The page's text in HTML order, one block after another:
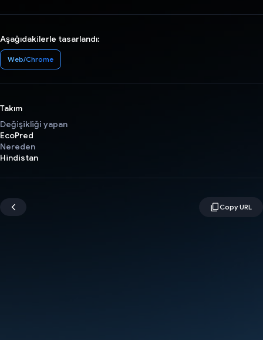
Aşağıdakilerle tasarlandı:
Web/Chrome
Takım
Değişikliği yapan
EcoPred
Nereden
Hindistan